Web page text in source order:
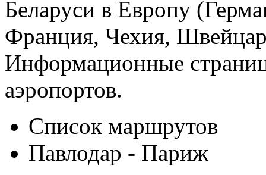
Беларуси в Европу
Франция, Чехия,
Информационные
аэропортов.
Список маршрутов
Павлодар - Париж